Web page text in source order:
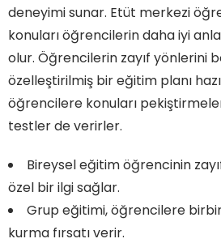
deneyimi sunar. Etüt merkezi
konuları öğrencilerin daha iyi
olur. Öğrencilerin zayıf yönlerini
özelleştirilmiş bir eğitim planı
öğrencilere konuları
testler de verirler.
Bireysel eğitim öğrencinin
özel bir ilgi sağlar.
Grup eğitimi, öğrencilere
kurma fırsatı verir.